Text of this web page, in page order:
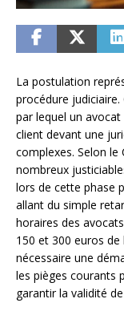
La postulation
procédure judiciaire.
par lequel un
client devant une
complexes. Selon le
nombreux
lors de cette phase
allant du simple
horaires des
150 et 300 euros de
nécessaire une
les pièges courants
garantir la validité